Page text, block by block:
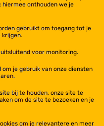
hiermee onthouden we je
gebruikt om toegang tot je
krijgen.
voor monitoring.
je gebruik van onze diensten
bij te houden, onze site te
om de site te bezoeken en je
om je relevantere en meer